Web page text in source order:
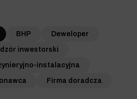
BHP Deweloper
inwestorski
instalacyjna
Firma doradcza